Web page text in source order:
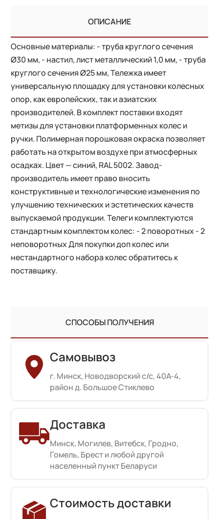
ОПИСАНИЕ
Основные материалы: - труба круглого сечения
Ø30 мм, - настил, лист металлический 1,0 мм, - труба
круглого сечения Ø25 мм, Тележка имеет
универсальную площадку для установки колесных
опор, как европейских, так и азиатских
производителей. В комплект поставки входят
метизы для установки платформенных колес и
ручки. Полимерная порошковая окраска позволяет
работать на открытом воздухе при атмосферных
осадках. Цвет — синий, RAL 5002. Завод-
производитель имеет право вносить
конструктивные и технологические изменения по
улучшению технических и эстетических качеств
выпускаемой продукции. Телеги комплектуются
стандартным комплектом колес: - 2 поворотных - 2
неповоротных Для покупки доп колес или
нестандартного набора колес обратитесь к
поставщику.
СПОСОБЫ ПОЛУЧЕНИЯ
Самовывоз
г. Минск, Новодворский с/с, 40А-4,
район д. Большое Стиклево
Доставка
Минск, Могилев, Витебск, Гродно,
Гомель, Брест и любой другой
населенный пункт Беларуси
Стоимость доставки